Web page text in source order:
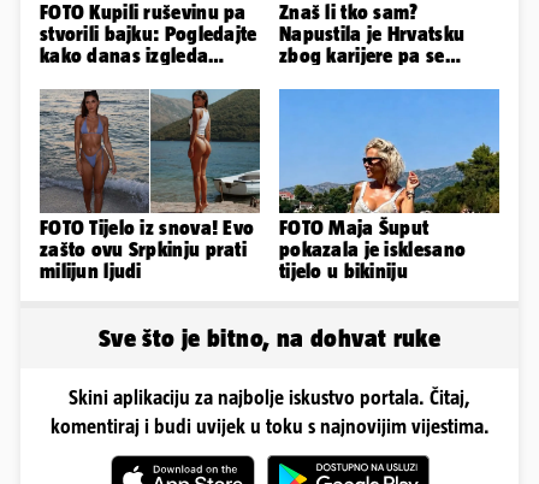
FOTO Kupili ruševinu pa
stvorili bajku: Pogledajte
kako danas izgleda
Znaš li tko sam?
Napustila je Hrvatsku
zbog karijere pa se
FOTO Tijelo iz snova! Evo
zašto ovu Srpkinju prati
milijun ljudi
FOTO Maja Šuput
pokazala je isklesano
tijelo u bikiniju
Sve što je bitno, na dohvat ruke
Skini aplikaciju za najbolje iskustvo portala. Čitaj,
komentiraj i budi uvijek u toku s najnovijim vijestima.